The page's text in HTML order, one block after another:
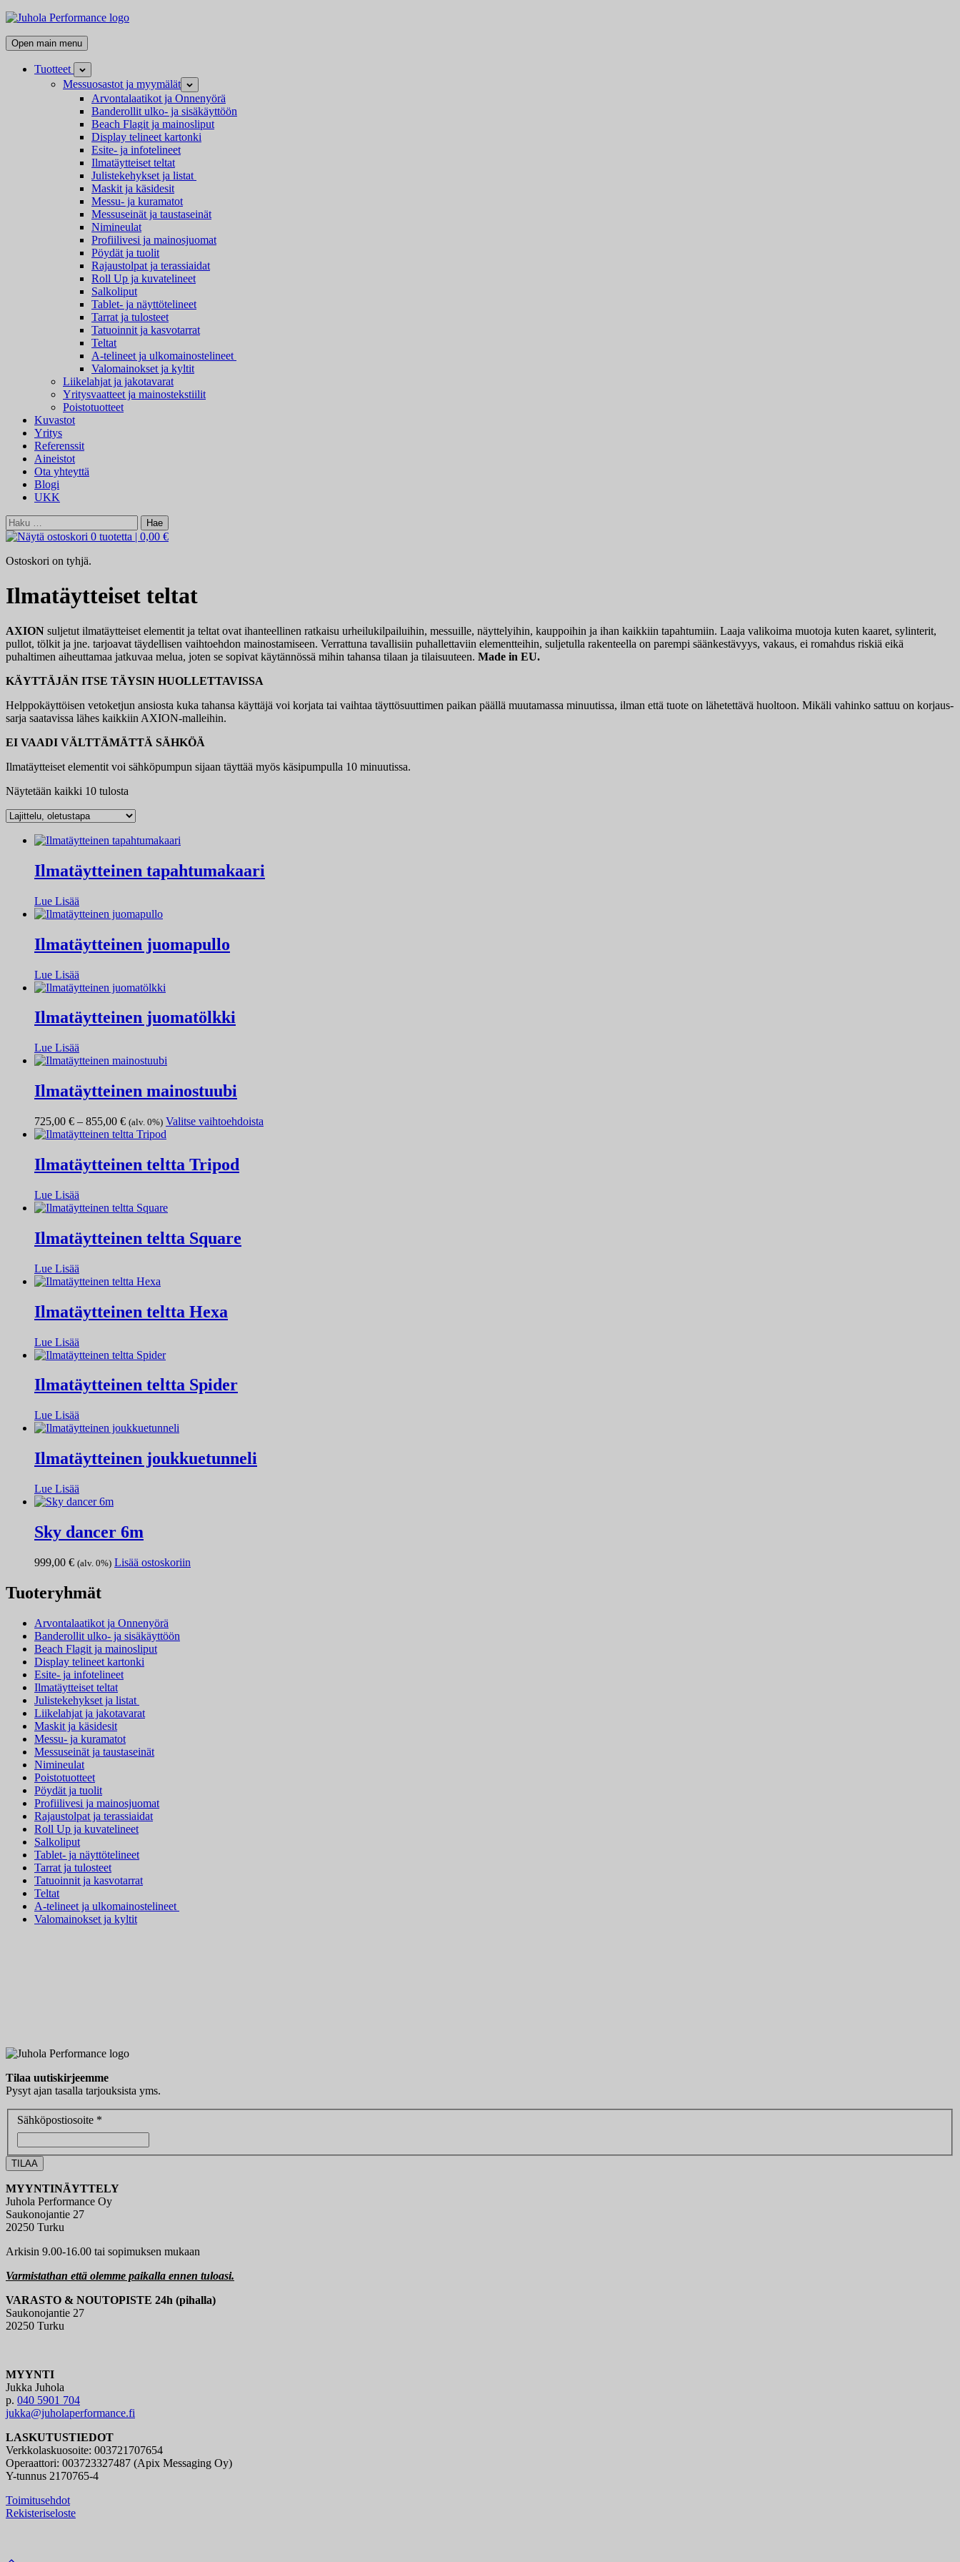
Skip
content
Juhola
Kaikki
messutuotteet
mainostarvikkeet
Open main menu
Tuotteet
Open
child
menu
Messuosastot ja myymälät Open
child
menu
Arvontalaatikot ja Onnenyörä
Banderollit ulko- ja sisäkäyttöön
Beach Flagit ja mainosliput
Display telineet kartonki
Esite- ja infotelineet
Ilmatäytteiset teltat
Julistekehykset ja listat
Maskit ja käsidesit
Messu- ja kuramatot
Messuseinät ja taustaseinät
Nimineulat
Profiilivesi ja mainosjuomat
Pöydät ja tuolit
Rajaustolpat ja terassiaidat
Roll Up ja kuvatelineet
Salkoliput
Tablet- ja näyttötelineet
Tarrat ja tulosteet
Tatuoinnit ja kasvotarrat
Teltat
A-telineet ja ulkomainostelineet
Valomainokset ja kyltit
Liikelahjat ja jakotavarat
Yritysvaatteet ja mainostekstiilit
Poistotuotteet
Kuvastot
Yritys
Referenssit
Aineistot
Ota yhteyttä
Blogi
UKK
Haku:
0 tuotetta | 0,00 €
Ostoskori on tyhjä.
Ilmatäytteiset teltat
AXION suljetut ilmatäytteiset elementit ja teltat ovat ihanteellinen ratkaisu urheilukilpailuihin, messuille, näyttelyihin, kauppoihin ja ihan kaikkiin tapahtumiin. Laaja valikoima muotoja kuten kaaret, sylinterit,
pullot, tölkit ja jne. tarjoavat täydellisen vaihtoehdon mainostamiseen. Verrattuna tavallisiin puhallettaviin elementteihin, suljetulla rakenteella on parempi säänkestävyys, vakaus, ei romahdus riskiä eikä
puhaltimen aiheuttamaa jatkuvaa melua, joten se sopivat käytännössä mihin tahansa tilaan ja tilaisuuteen. Made in EU.
KÄYTTÄJÄN ITSE TÄYSIN HUOLLETTAVISSA
Helppokäyttöisen vetoketjun ansiosta kuka tahansa käyttäjä voi korjata tai vaihtaa täyttösuuttimen paikan päällä muutamassa minuutissa, ilman että tuote on lähetettävä huoltoon. Mikäli vahinko sattuu on korjaus-
sarja saatavissa lähes kaikkiin AXION-malleihin.
EI VAADI VÄLTTÄMÄTTÄ SÄHKÖÄ
Ilmatäytteiset elementit voi sähköpumpun sijaan täyttää myös käsipumpulla 10 minuutissa.
Näytetään kaikki 10 tulosta
Ilmatäytteinen tapahtumakaari
Lue Lisää
Ilmatäytteinen juomapullo
Lue Lisää
Ilmatäytteinen juomatölkki
Lue Lisää
Ilmatäytteinen mainostuubi
725,00 € – 855,00 €Hintaluokka:
725,00 €
855,00 €
(alv. 0%) Valitse vaihtoehdoista
Ilmatäytteinen teltta Tripod
Lue Lisää
Ilmatäytteinen teltta Square
Lue Lisää
Ilmatäytteinen teltta Hexa
Lue Lisää
Ilmatäytteinen teltta Spider
Lue Lisää
Ilmatäytteinen joukkuetunneli
Lue Lisää
Sky dancer 6m
999,00 € (alv. 0%) Lisää ostoskoriin
Tuoteryhmät
Arvontalaatikot ja Onnenyörä
Banderollit ulko- ja sisäkäyttöön
Beach Flagit ja mainosliput
Display telineet kartonki
Esite- ja infotelineet
Ilmatäytteiset teltat
Julistekehykset ja listat
Liikelahjat ja jakotavarat
Maskit ja käsidesit
Messu- ja kuramatot
Messuseinät ja taustaseinät
Nimineulat
Poistotuotteet
Pöydät ja tuolit
Profiilivesi ja mainosjuomat
Rajaustolpat ja terassiaidat
Roll Up ja kuvatelineet
Salkoliput
Tablet- ja näyttötelineet
Tarrat ja tulosteet
Tatuoinnit ja kasvotarrat
Teltat
A-telineet ja ulkomainostelineet
Valomainokset ja kyltit
Tilaa uutiskirjeemme
Pysyt ajan tasalla tarjouksista yms.
Sähköpostiosoite *
MYYNTINÄYTTELY
Juhola Performance Oy
Saukonojantie 27
20250 Turku
Arkisin 9.00-16.00 tai sopimuksen mukaan
Varmistathan että olemme paikalla ennen tuloasi.
VARASTO & NOUTOPISTE 24h (pihalla)
Saukonojantie 27
20250 Turku
MYYNTI
Jukka Juhola
p. 040 5901 704
jukka@juholaperformance.fi
LASKUTUSTIEDOT
Verkkolaskuosoite: 003721707654
Operaattori: 003723327487 (Apix Messaging Oy)
Y-tunnus 2170765-4
Toimitusehdot
Rekisteriseloste